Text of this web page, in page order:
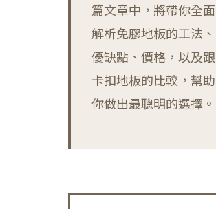
篇文章中，將帶你全面
解析免膠地板的工法、
優缺點、價格，以及跟
卡扣地板的比較，幫助
你做出最聰明的選擇。